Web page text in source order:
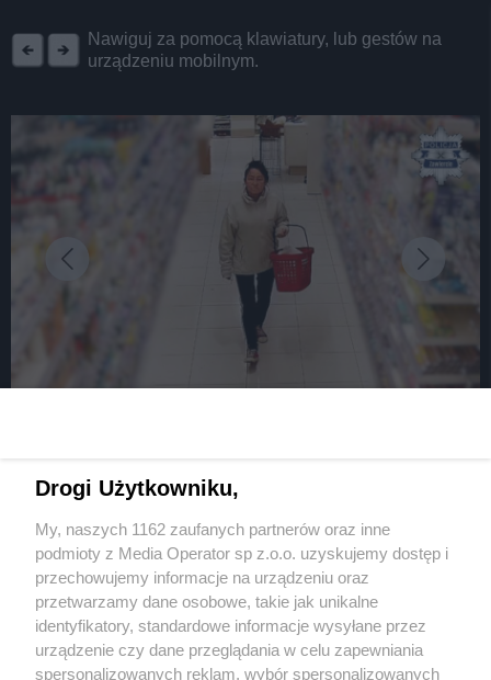
Nawiguj za pomocą klawiatury, lub gestów na
urządzeniu mobilnym.
tygodniówkę, ale jej postępowanie nadal
paskudnie cuchnie
2 / 2
Zawiercie. Drogeria
»Rossmann« przy ulicy
Wydawca mediów lokalnych
Drogi Użytkowniku,
My, naszych 1162 zaufanych partnerów oraz inne
podmioty z Media Operator sp z.o.o. uzyskujemy dostęp i
przechowujemy informacje na urządzeniu oraz
przetwarzamy dane osobowe, takie jak unikalne
identyfikatory, standardowe informacje wysyłane przez
urządzenie czy dane przeglądania w celu zapewniania
spersonalizowanych reklam, wybór spersonalizowanych